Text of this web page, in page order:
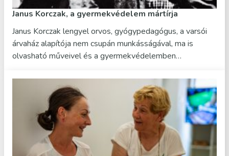
Janus Korczak, a gyermekvédelem mártírja
Janus Korczak lengyel orvos, gyógypedagógus, a varsói
árvaház alapítója nem csupán munkásságával, ma is
olvasható műveivel és a gyermekvédelemben…